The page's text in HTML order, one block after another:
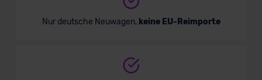
Nur deutsche Neuwagen, keine EU-Reimporte